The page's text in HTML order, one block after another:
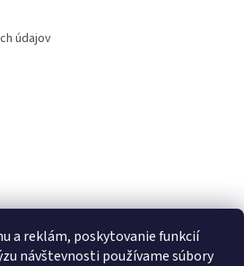
a reklám, poskytovanie funkcií
návštevnosti používame súbory
údajov